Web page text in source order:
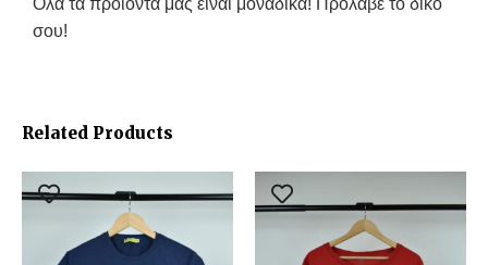
Όλα τα προϊόντα μας είναι μοναδικά! Πρόλαβε το δικό
σου!
Related Products